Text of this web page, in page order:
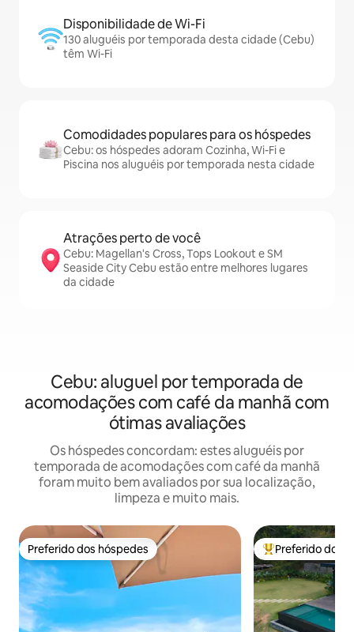
Disponibilidade de Wi-Fi
130 aluguéis por temporada desta cidade (Cebu)
têm Wi-Fi
Comodidades populares para os hóspedes
Cebu: os hóspedes adoram Cozinha, Wi-Fi e
Piscina nos aluguéis por temporada nesta cidade
Atrações perto de você
Cebu: Magellan's Cross, Tops Lookout e SM
Seaside City Cebu estão entre melhores lugares
da cidade
Cebu: aluguel por temporada de
acomodações com café da manhã com
ótimas avaliações
Os hóspedes concordam: estes aluguéis por
temporada de acomodações com café da manhã
foram muito bem avaliados por sua localização,
limpeza e muito mais.
Preferido dos hóspedes
Preferido dos hóspedes Entre os
Preferido dos